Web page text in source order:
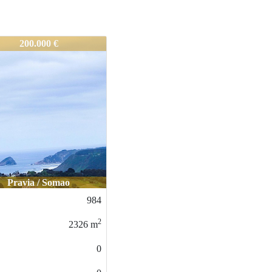
95.000 €
Oviedo / colloto
URB-357
0m2
0